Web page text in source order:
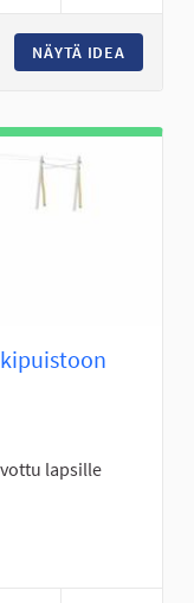
NÄYTÄ IDEA
lapsille